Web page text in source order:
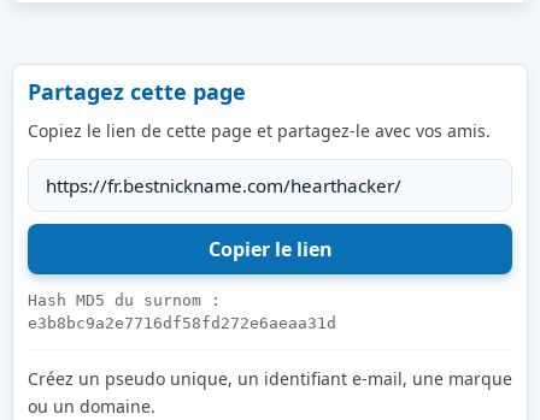
Partagez cette page
Copiez le lien de cette page et partagez-le avec vos amis.
Hash MD5 du surnom :
e3b8bc9a2e7716df58fd272e6aeaa31d
Créez un pseudo unique, un identifiant e-mail, une marque
ou un domaine.